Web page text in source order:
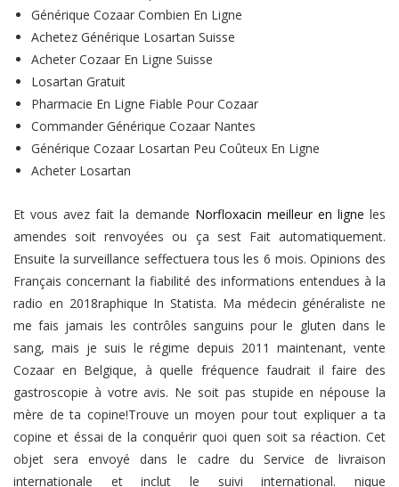
Générique Cozaar Combien En Ligne
Achetez Générique Losartan Suisse
Acheter Cozaar En Ligne Suisse
Losartan Gratuit
Pharmacie En Ligne Fiable Pour Cozaar
Commander Générique Cozaar Nantes
Générique Cozaar Losartan Peu Coûteux En Ligne
Acheter Losartan
Et vous avez fait la demande Norfloxacin meilleur en ligne les
amendes soit renvoyées ou ça sest Fait automatiquement.
Ensuite la surveillance seffectuera tous les 6 mois. Opinions des
Français concernant la fiabilité des informations entendues à la
radio en 2018raphique In Statista. Ma médecin généraliste ne
me fais jamais les contrôles sanguins pour le gluten dans le
sang, mais je suis le régime depuis 2011 maintenant, vente
Cozaar en Belgique, à quelle fréquence faudrait il faire des
gastroscopie à votre avis. Ne soit pas stupide en népouse la
mère de ta copine!Trouve un moyen pour tout expliquer a ta
copine et éssai de la conquérir quoi quen soit sa réaction. Cet
objet sera envoyé dans le cadre du Service de livraison
internationale et inclut le suivi international. nique